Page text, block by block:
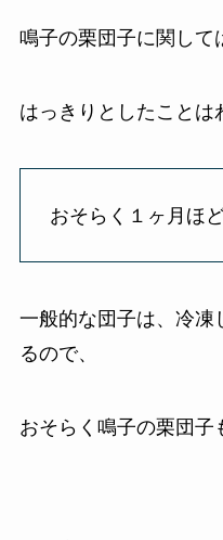
鳴子の栗団子に関して
はっきりとしたことは
おそらく１ヶ月ほ
一般的な団子は、冷凍
るので、
おそらく鳴子の栗団子